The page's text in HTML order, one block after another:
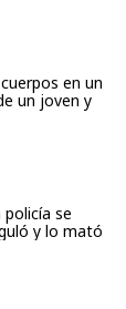
en un
un joven y
se
y lo mató